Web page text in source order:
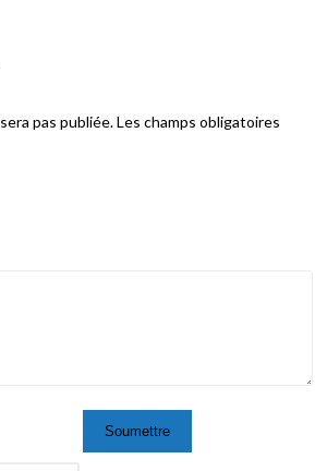
pas publiée.Les champs obligatoires